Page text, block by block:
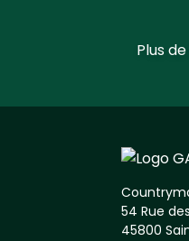
Plus
54 Rue
45800